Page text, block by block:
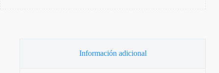
Información adicional